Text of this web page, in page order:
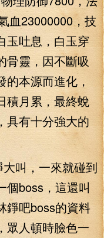
血23000000，技
吐息，白玉穿
骨靈，因不斷吸
本源而進化，
積月累，最終蛻
具有十分強大的
叫，一來就碰到
個boss，這還叫
錚吧boss的資料
眾人頓時臉色一